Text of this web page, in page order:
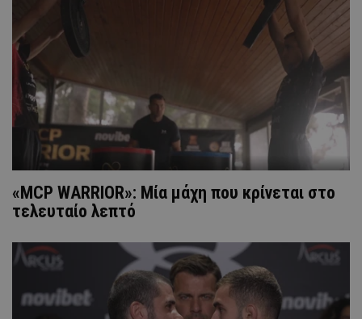
«MCP WARRIOR»: Μία μάχη που κρίνεται στο
τελευταίο λεπτό